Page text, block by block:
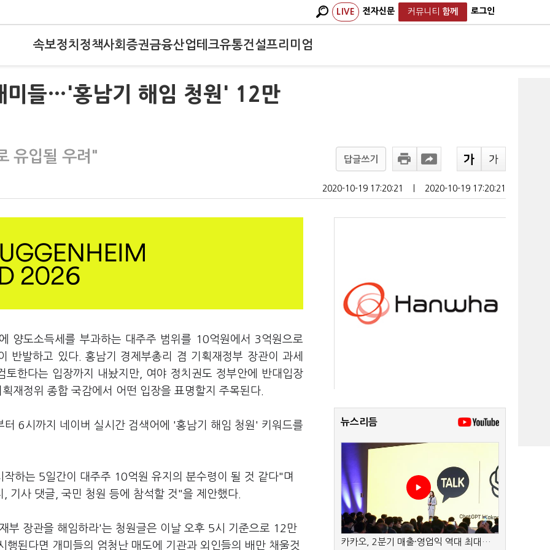
LIVE 전자신문 커뮤니티 함께 로그인
속보정치 정책사회 증권금융산업테크유통건설프리미엄
미들…'홍남기 해임 청원' 12만
유입될 우려" 답글쓰기
2020-10-19 17:20:21 2020-10-19 17:20:21
양도소득세를 부과하는 대주주 범위를 10억원에서 3억원으로
반발하고 있다. 홍남기 경제부총리 겸 기획재정부 장관이 과세
한다는 입장까지 내놨지만, 여야 정치권도 정부안에 반대입장
재정위 종합 국감에서 어떤 입장을 표명할지 주목된다.
6시까지 네이버 실시간 검색어에 '홍남기 해임 청원' 키워드를
하는 5일간이 대주주 10억원 유지의 분수령이 될 것 같다"며
기사 댓글, 국민 청원 등에 참석할 것"을 제안했다.
부 장관을 해임하라'는 청원글은 이날 오후 5시 기준으로 12만
된다면 개미들의 엄청난 매도에 기관과 외인들의 배만 채울것
뉴스리듬
카카오, 2분기 매출·영업익 역대 최대…